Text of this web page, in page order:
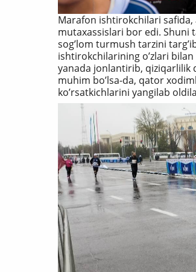
Marafon ishtirokchilari safida,
mutaxassislari bor edi. Shuni
sogʼlom turmush tarzini
ishtirokchilarining oʼzlari
yanada jonlantirib, qiziqarlilik
muhim boʼlsa-da, qator
koʼrsatkichlarini yangilab